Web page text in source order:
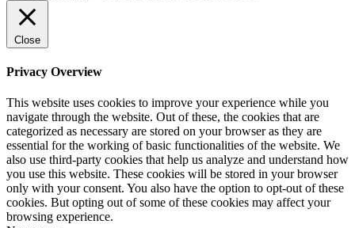
Close
Privacy Overview
This website uses cookies to improve your experience while you
navigate through the website. Out of these, the cookies that are
categorized as necessary are stored on your browser as they are
essential for the working of basic functionalities of the website. We
also use third-party cookies that help us analyze and understand how
you use this website. These cookies will be stored in your browser
only with your consent. You also have the option to opt-out of these
cookies. But opting out of some of these cookies may affect your
browsing experience.